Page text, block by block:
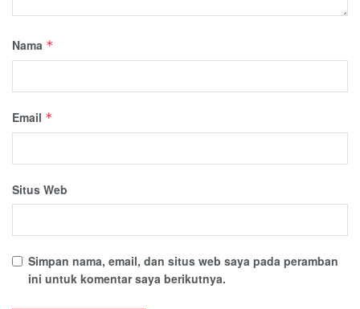
Nama *
Email *
Situs Web
Simpan nama, email, dan situs web saya pada peramban
ini untuk komentar saya berikutnya.